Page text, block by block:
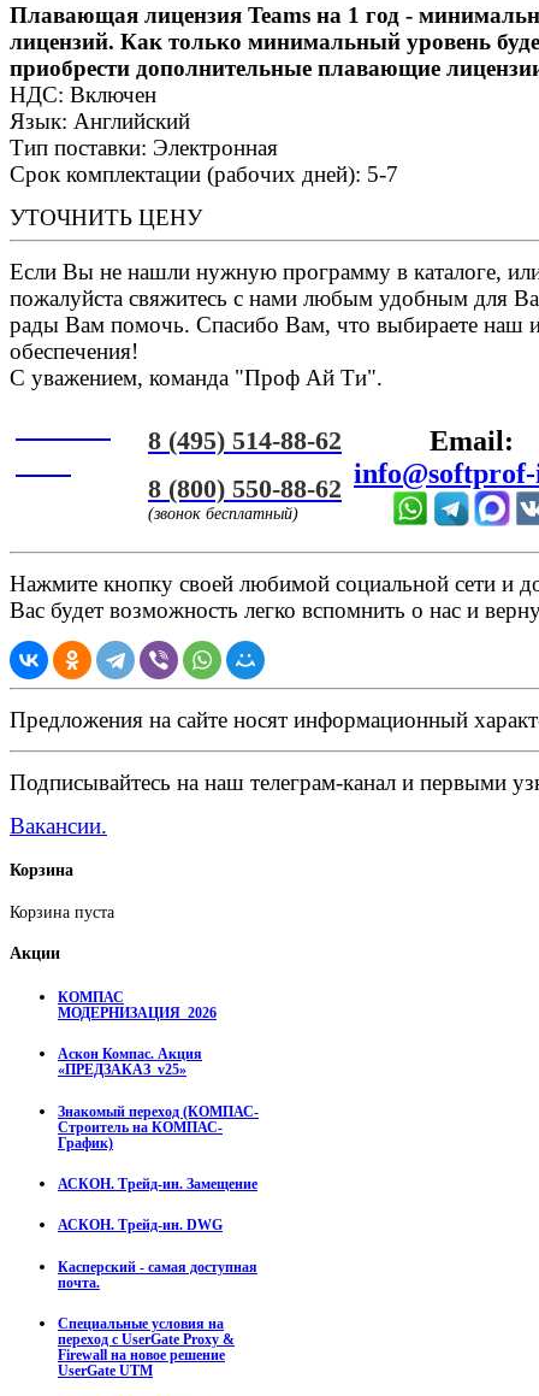
Плавающая лицензия Teams на 1 год -
лицензий. Как только минимальный уровень
приобрести дополнительные плавающие
НДС: Включен
Язык: Английский
Тип поставки: Электронная
Срок комплектации (рабочих дней): 5-7
УТОЧНИТЬ ЦЕНУ
Если Вы не нашли нужную программу в каталоге,
пожалуйста свяжитесь с нами любым удобным для
рады Вам помочь. Спасибо Вам, что выбираете наш
обеспечения!
С уважением, команда "Проф Ай Ти".
8 (495) 514-88-62
8 (800) 550-88-62
(звонок бесплатный)
Email:
Нажмите кнопку своей любимой социальной сети и
Вас будет возможность легко вспомнить о нас и
Предложения на сайте носят информационный
Подписывайтесь на наш телеграм-канал и первыми
Вакансии.
Корзина
Корзина пуста
Акции
КОМПАС
МОДЕРНИЗАЦИЯ_2026
Аскон Компас. Акция
«ПРЕДЗАКАЗ_v25»
Знакомый переход (КОМПАС-
Строитель на КОМПАС-
График)
АСКОН. Трейд-ин. Замещение
АСКОН. Трейд-ин. DWG
Касперский - самая доступная
почта.
Специальные условия на
переход с UserGate Proxy &
Firewall на новое решение
UserGate UTM